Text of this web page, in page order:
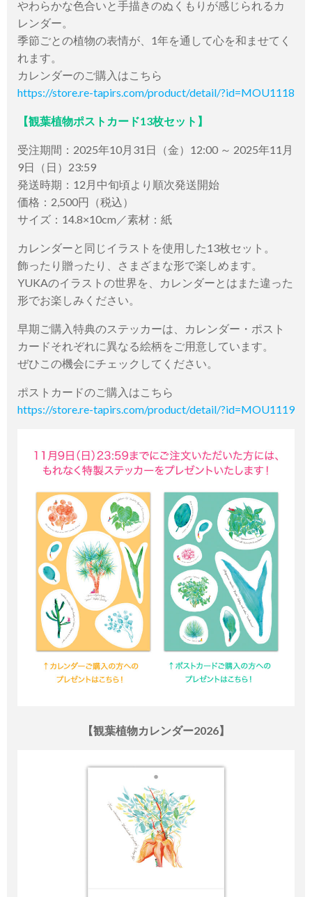
やわらかな色合いと手描きのぬくもりが感じられるカ
レンダー。
季節ごとの植物の表情が、1年を通して心を和ませてく
れます。
カレンダーのご購入はこちら
https://store.re-tapirs.com/product/detail/?id=MOU1118
【観葉植物ポストカード13枚セット】
受注期間：2025年10月31日（金）12:00 ～ 2025年11月
9日（日）23:59
発送時期：12月中旬頃より順次発送開始
価格：2,500円（税込）
サイズ：14.8×10cm／素材：紙
カレンダーと同じイラストを使用した13枚セット。
飾ったり贈ったり、さまざまな形で楽しめます。
YUKAのイラストの世界を、カレンダーとはまた違った
形でお楽しみください。
早期ご購入特典のステッカーは、カレンダー・ポスト
カードそれぞれに異なる絵柄をご用意しています。
ぜひこの機会にチェックしてください。
ポストカードのご購入はこちら
https://store.re-tapirs.com/product/detail/?id=MOU1119
【観葉植物カレンダー2026】